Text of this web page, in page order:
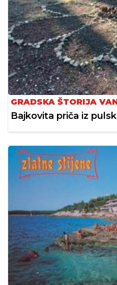
GRADSKA ŠTORIJA
Bajkovita priča iz